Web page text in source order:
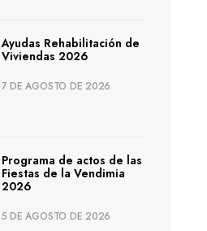
Ayudas Rehabilitación de
Viviendas 2026
7 DE AGOSTO DE 2026
Programa de actos de las
Fiestas de la Vendimia
2026
5 DE AGOSTO DE 2026